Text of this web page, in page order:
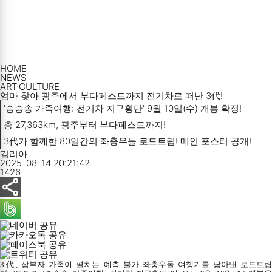
HOME
NEWS
ART·CULTURE
엄마 찾아 광주에서 부다페스트까지 전기차로 떠난 3代!
'송송송 가족여행: 전기차 지구횡단' 9월 10일(수) 개봉 확정!
총 27,363km, 광주부터 부다페스트까지!
3代가 함께한 80일간의 좌충우돌 로드트립! 메인 포스터 공개!
김리아
2025-08-14 20:21:42
1426
3 代 ,삼부자 가족이 펼치는 예측 불가 좌충우돌 여행기를 담아낸 로드트립